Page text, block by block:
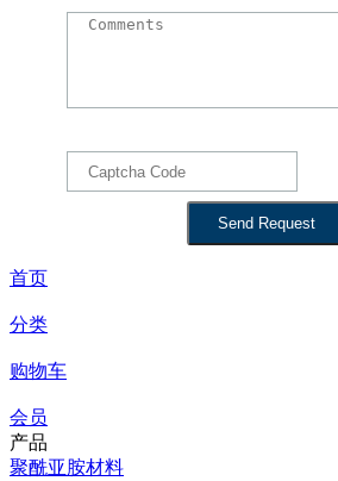
首页
分类
购物车
会员
产品
聚酰亚胺材料